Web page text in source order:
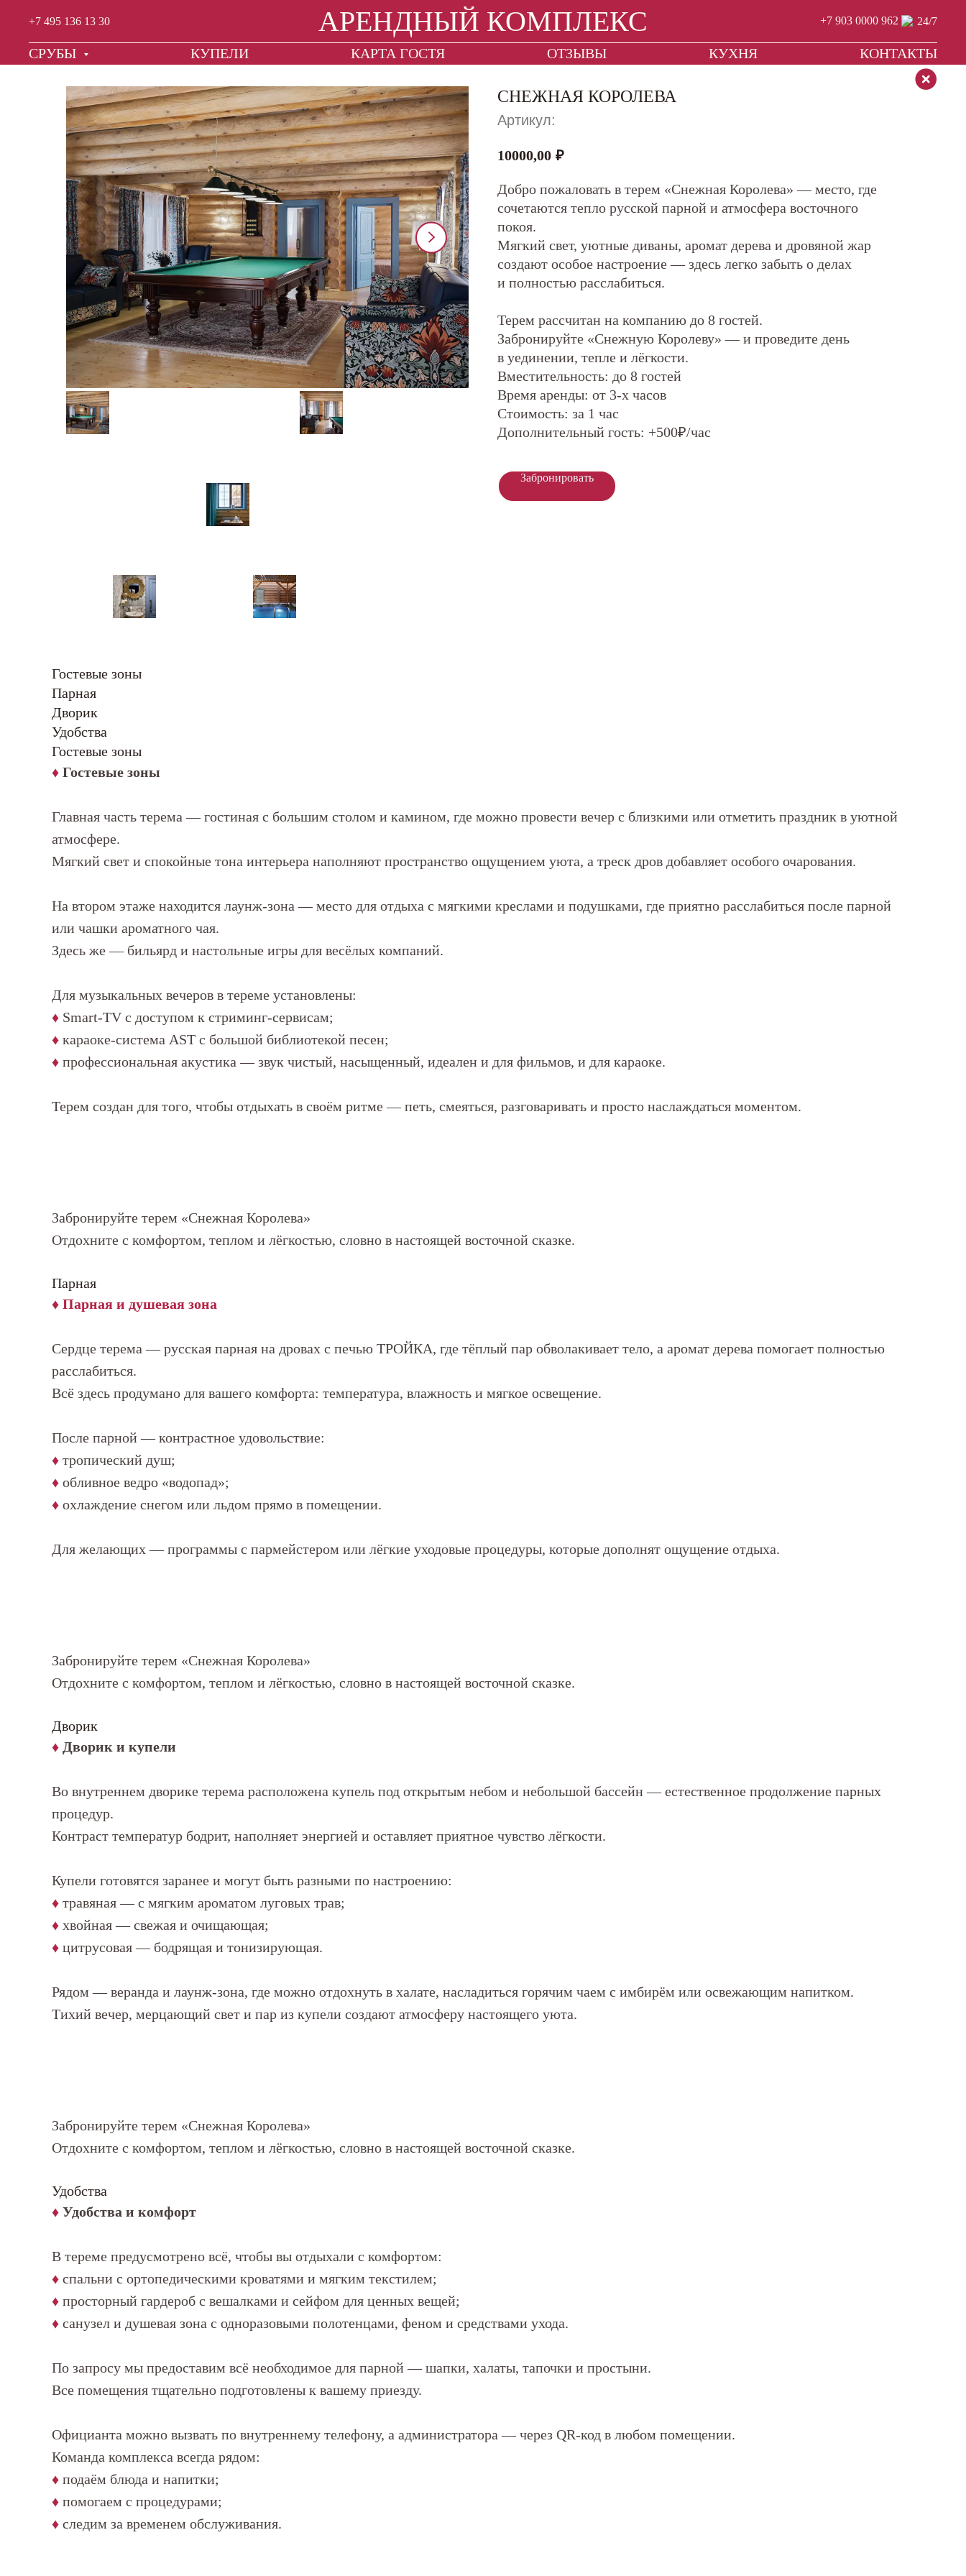
АРЕНДНЫЙ КОМПЛЕКС
+7 495 136 13 30 +7 903 0000 962
СРУБЫ КУПЕЛИ КАРТА ГОСТЯ ОТЗЫВЫ КУХНЯ КОНТАКТЫ
СНЕЖНАЯ КОРОЛЕВА
Артикул:
10000,00 ₽
Добро пожаловать в терем «Снежная Королева» — место, где
сочетаются тепло русской парной и атмосфера восточного
покоя.
Мягкий свет, уютные диваны, аромат дерева и дровяной жар
создают особое настроение — здесь легко забыть о делах
и полностью расслабиться.
Терем рассчитан на компанию до 8 гостей.
Забронируйте «Снежную Королеву» — и проведите день
в уединении, тепле и лёгкости.
Вместительность: до 8 гостей
Время аренды: от 3-х часов
Стоимость: за 1 час
Дополнительный гость: +500₽/час
Забронировать
Гостевые зоны
Парная
Дворик
Удобства
Гостевые зоны
♦ Гостевые зоны
Главная часть терема — гостиная с большим столом и камином, где можно провести вечер с близкими или отметить праздник в уютной
атмосфере.
Мягкий свет и спокойные тона интерьера наполняют пространство ощущением уюта, а треск дров добавляет особого очарования.
На втором этаже находится лаунж-зона — место для отдыха с мягкими креслами и подушками, где приятно расслабиться после парной
или чашки ароматного чая.
Здесь же — бильярд и настольные игры для весёлых компаний.
Для музыкальных вечеров в тереме установлены:
♦ Smart-TV с доступом к стриминг-сервисам;
♦ караоке-система AST с большой библиотекой песен;
♦ профессиональная акустика — звук чистый, насыщенный, идеален и для фильмов, и для караоке.
Терем создан для того, чтобы отдыхать в своём ритме — петь, смеяться, разговаривать и просто наслаждаться моментом.
Забронируйте терем «Снежная Королева»
Отдохните с комфортом, теплом и лёгкостью, словно в настоящей восточной сказке.
Парная
♦ Парная и душевая зона
Сердце терема — русская парная на дровах с печью ТРОЙКА, где тёплый пар обволакивает тело, а аромат дерева помогает полностью
расслабиться.
Всё здесь продумано для вашего комфорта: температура, влажность и мягкое освещение.
После парной — контрастное удовольствие:
♦ тропический душ;
♦ обливное ведро «водопад»;
♦ охлаждение снегом или льдом прямо в помещении.
Для желающих — программы с пармейстером или лёгкие уходовые процедуры, которые дополнят ощущение отдыха.
Забронируйте терем «Снежная Королева»
Отдохните с комфортом, теплом и лёгкостью, словно в настоящей восточной сказке.
Дворик
♦ Дворик и купели
Во внутреннем дворике терема расположена купель под открытым небом и небольшой бассейн — естественное продолжение парных
процедур.
Контраст температур бодрит, наполняет энергией и оставляет приятное чувство лёгкости.
Купели готовятся заранее и могут быть разными по настроению:
♦ травяная — с мягким ароматом луговых трав;
♦ хвойная — свежая и очищающая;
♦ цитрусовая — бодрящая и тонизирующая.
Рядом — веранда и лаунж-зона, где можно отдохнуть в халате, насладиться горячим чаем с имбирём или освежающим напитком.
Тихий вечер, мерцающий свет и пар из купели создают атмосферу настоящего уюта.
Забронируйте терем «Снежная Королева»
Отдохните с комфортом, теплом и лёгкостью, словно в настоящей восточной сказке.
Удобства
♦ Удобства и комфорт
В тереме предусмотрено всё, чтобы вы отдыхали с комфортом:
♦ спальни с ортопедическими кроватями и мягким текстилем;
♦ просторный гардероб с вешалками и сейфом для ценных вещей;
♦ санузел и душевая зона с одноразовыми полотенцами, феном и средствами ухода.
По запросу мы предоставим всё необходимое для парной — шапки, халаты, тапочки и простыни.
Все помещения тщательно подготовлены к вашему приезду.
Официанта можно вызвать по внутреннему телефону, а администратора — через QR-код в любом помещении.
Команда комплекса всегда рядом:
♦ подаём блюда и напитки;
♦ помогаем с процедурами;
♦ следим за временем обслуживания.